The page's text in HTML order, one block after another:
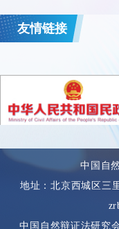
友情链接
中国自
地址：北京西城区三
中国自然辩证法研